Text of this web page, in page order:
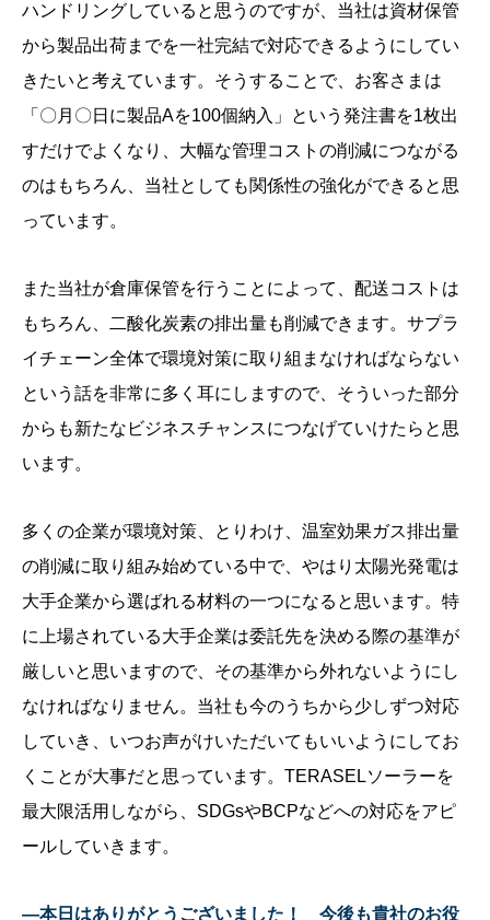
ハンドリングしていると思うのですが、当社は資材保管
から製品出荷までを一社完結で対応できるようにしてい
きたいと考えています。そうすることで、お客さまは
「〇月〇日に製品Aを100個納入」という発注書を1枚出
すだけでよくなり、大幅な管理コストの削減につながる
のはもちろん、当社としても関係性の強化ができると思
っています。
また当社が倉庫保管を行うことによって、配送コストは
もちろん、二酸化炭素の排出量も削減できます。サプラ
イチェーン全体で環境対策に取り組まなければならない
という話を非常に多く耳にしますので、そういった部分
からも新たなビジネスチャンスにつなげていけたらと思
います。
多くの企業が環境対策、とりわけ、温室効果ガス排出量
の削減に取り組み始めている中で、やはり太陽光発電は
大手企業から選ばれる材料の一つになると思います。特
に上場されている大手企業は委託先を決める際の基準が
厳しいと思いますので、その基準から外れないようにし
なければなりません。当社も今のうちから少しずつ対応
していき、いつお声がけいただいてもいいようにしてお
くことが大事だと思っています。TERASELソーラーを
最大限活用しながら、SDGsやBCPなどへの対応をアピ
ールしていきます。
—本日はありがとうございました！ 今後も貴社のお役